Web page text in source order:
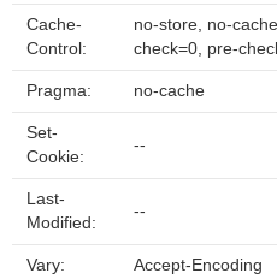
Cache-
Control:
no-store, no-
check=0, pre-
Pragma: no-cache
Set-
Cookie:
--
Last-
Modified:
--
Vary: Accept-Encoding